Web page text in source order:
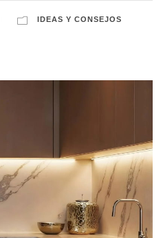
IDEAS Y CONSEJOS